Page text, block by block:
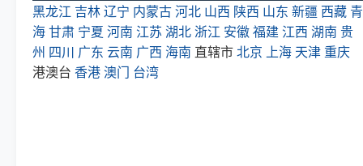
黑龙江 吉林辽宁 内蒙古河北 山西 陕西 山东 新疆 西藏 青
海甘肃 宁夏 河南 江苏 湖北 浙江 安徽福建 江西 湖南 贵
州 四川 广东 云南 广西 海南 直辖市北京 上海 天津 重庆
港澳台 香港澳门 台湾